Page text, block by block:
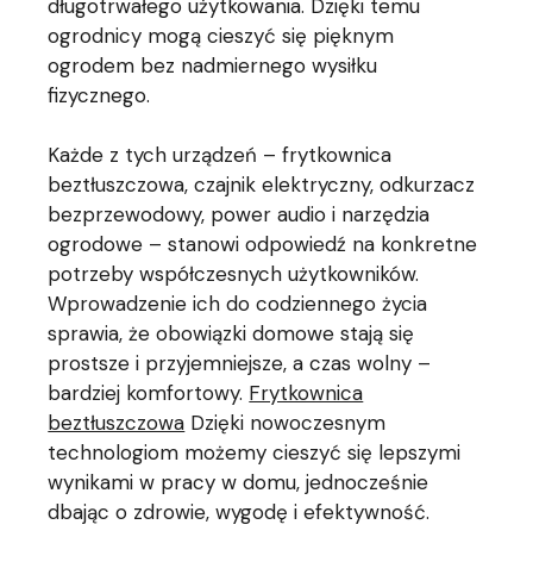
długotrwałego użytkowania. Dzięki temu
ogrodnicy mogą cieszyć się pięknym
ogrodem bez nadmiernego wysiłku
fizycznego.
Każde z tych urządzeń – frytkownica
beztłuszczowa, czajnik elektryczny, odkurzacz
bezprzewodowy, power audio i narzędzia
ogrodowe – stanowi odpowiedź na konkretne
potrzeby współczesnych użytkowników.
Wprowadzenie ich do codziennego życia
sprawia, że obowiązki domowe stają się
prostsze i przyjemniejsze, a czas wolny –
bardziej komfortowy. Frytkownica
beztłuszczowa Dzięki nowoczesnym
technologiom możemy cieszyć się lepszymi
wynikami w pracy w domu, jednocześnie
dbając o zdrowie, wygodę i efektywność.